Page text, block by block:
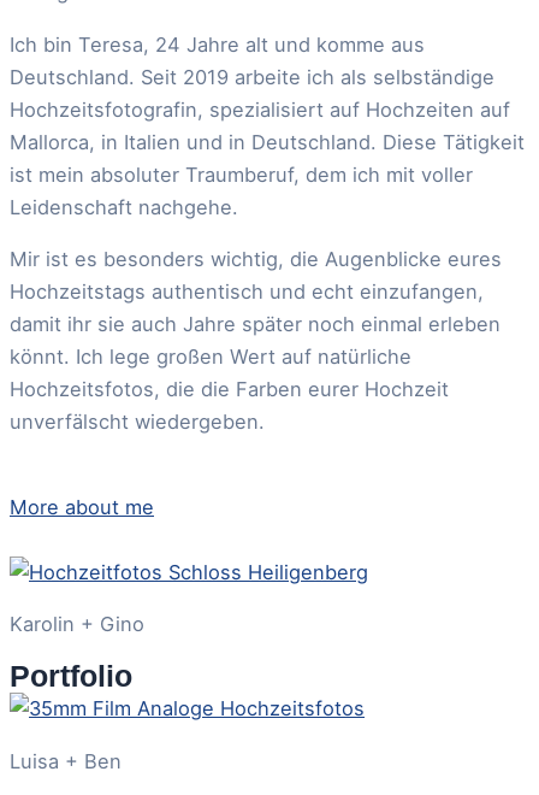
Ich bin Teresa, 24 Jahre alt und komme aus
Deutschland. Seit 2019 arbeite ich als selbständige
Hochzeitsfotografin, spezialisiert auf Hochzeiten auf
Mallorca, in Italien und in Deutschland. Diese Tätigkeit
ist mein absoluter Traumberuf, dem ich mit voller
Leidenschaft nachgehe.
Mir ist es besonders wichtig, die Augenblicke eures
Hochzeitstags authentisch und echt einzufangen,
damit ihr sie auch Jahre später noch einmal erleben
könnt. Ich lege großen Wert auf natürliche
Hochzeitsfotos, die die Farben eurer Hochzeit
unverfälscht wiedergeben.
More about me
Karolin + Gino
Portfolio
Luisa + Ben